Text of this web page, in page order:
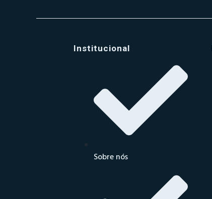
Institucional
Sobre nós